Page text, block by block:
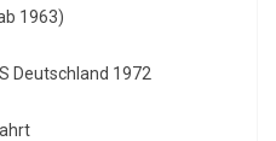
1963)
Deutschland 1972